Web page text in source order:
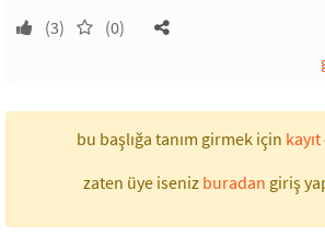
(3) (0)
bu başlığa tanım girmek için kayıt
zaten üye iseniz buradan giriş